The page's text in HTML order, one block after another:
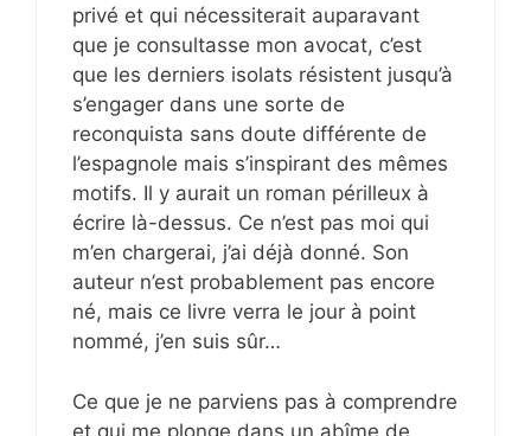
privé et qui nécessiterait auparavant
que je consultasse mon avocat, c’est
que les derniers isolats résistent jusqu’à
s’engager dans une sorte de
reconquista sans doute différente de
l’espagnole mais s’inspirant des mêmes
motifs. Il y aurait un roman périlleux à
écrire là-dessus. Ce n’est pas moi qui
m’en chargerai, j’ai déjà donné. Son
auteur n’est probablement pas encore
né, mais ce livre verra le jour à point
nommé, j’en suis sûr…
Ce que je ne parviens pas à comprendre
et qui me plonge dans un abîme de